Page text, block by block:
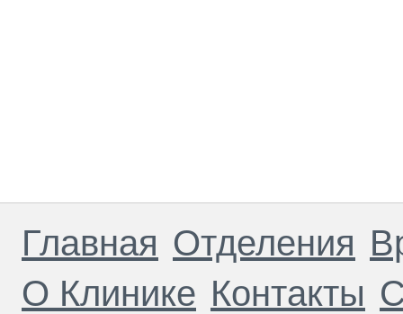
Главная Отделения
О Клинике Контакты